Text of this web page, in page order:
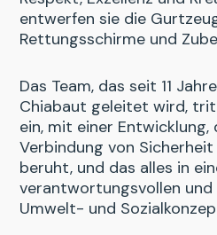
entwerfen sie die
Rettungsschirme und
Das Team, das seit 11
Chiabaut geleitet wird,
ein, mit einer Entwicklung,
Verbindung von
beruht, und das alles in
verantwortungsvollen und
Umwelt- und